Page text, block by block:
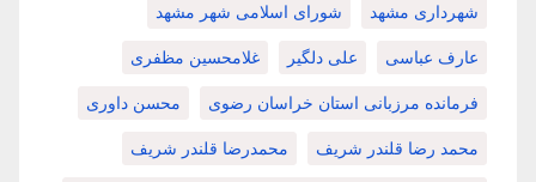
شهرداری مشهد شورای اسلامی شهر مشهد
عارف عباسی علی دلگیر غلامحسین مظفری
فرمانده مرزبانی استان خراسان رضوی محسن داوری
محمد رضا قلندر شریف محمدرضا قلندر شریف